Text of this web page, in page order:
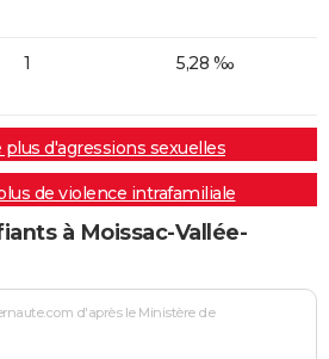
1 5,28 ‰
plus d'agressions sexuelles
de violence intrafamiliale
à Moissac-Vallée-
d'après le Ministère de